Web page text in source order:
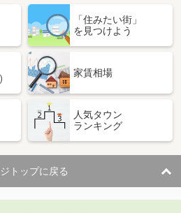
「住みたい街」
を見つけよう
家賃相場
人気タウン
ランキング
トップに戻る